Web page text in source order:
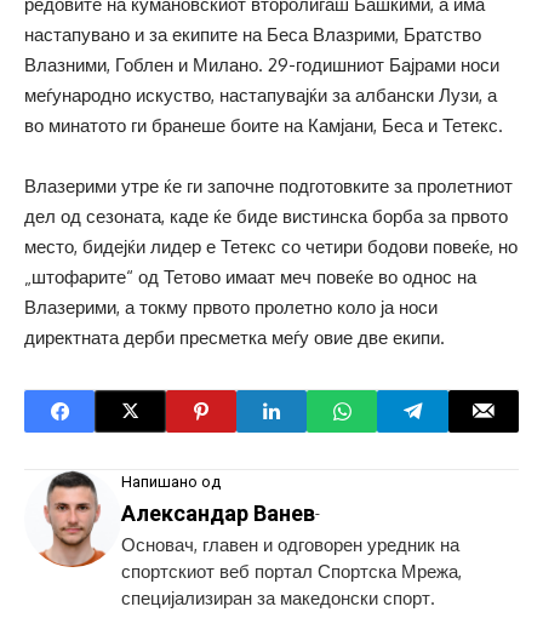
настапувано и за екипите на Беса Влазрими, Братство
Влазними, Гоблен и Милано. 29-годишниот Бајрами носи
меѓународно искуство, настапувајќи за албански Лузи, а
во минатото ги бранеше боите на Камјани, Беса и Тетекс.
Влазерими утре ќе ги започне подготовките за пролетниот
дел од сезоната, каде ќе биде вистинска борба за првото
место, бидејќи лидер е Тетекс со четири бодови повеќе, но
„штофарите“ од Тетово имаат меч повеќе во однос на
Влазерими, а токму првото пролетно коло ја носи
директната дерби пресметка меѓу овие две екипи.
Напишано од
Александар Ванев-
Основач, главен и одговорен уредник на
спортскиот веб портал Спортска Мрежа,
специјализиран за македонски спорт.